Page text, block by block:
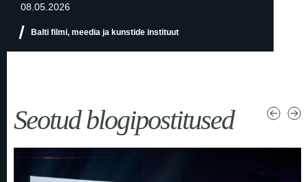
08.05.2026
Balti filmi, meedia ja kunstide instituut
Seotud blogipostitused